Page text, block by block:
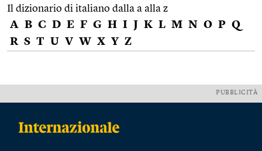
Il dizionario di italiano dalla a alla z
A B C D E F G H I J K L M N O P Q
R S T U V W X Y Z
PUBBLICITÀ